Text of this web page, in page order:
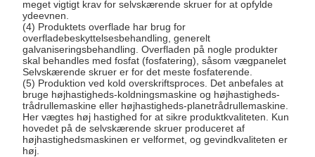
meget vigtigt krav for selvskærende skruer for at opfylde
ydeevnen.
(4) Produktets overflade har brug for
overfladebeskyttelsesbehandling, generelt
galvaniseringsbehandling. Overfladen på nogle produkter
skal behandles med fosfat (fosfatering), såsom vægpanelet
Selvskærende skruer er for det meste fosfaterende.
(5) Produktion ved kold overskriftsproces. Det anbefales at
bruge højhastigheds-koldningsmaskine og højhastigheds-
trådrullemaskine eller højhastigheds-planetrådrullemaskine.
Her vægtes høj hastighed for at sikre produktkvaliteten. Kun
hovedet på de selvskærende skruer produceret af
højhastighedsmaskinen er velformet, og gevindkvaliteten er
høj.